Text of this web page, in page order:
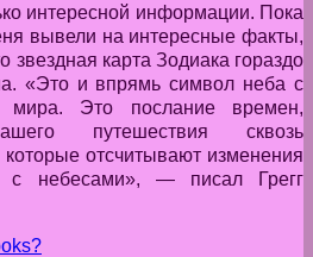
интересной информации. Пока
вывели на интересные факты,
звездная карта Зодиака гораздо
«Это и впрямь символ неба с
мира. Это послание времен,
путешествия сквозь
отсчитывают изменения
с небесами», — писал Грегг